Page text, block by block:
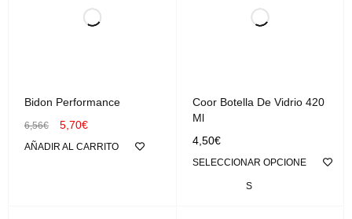
Bidon Performance
6,56€ 5,70€
AÑADIR AL CARRITO
Coor Botella De Vidrio 420
Ml
4,50€
SELECCIONAR OPCIONE
S